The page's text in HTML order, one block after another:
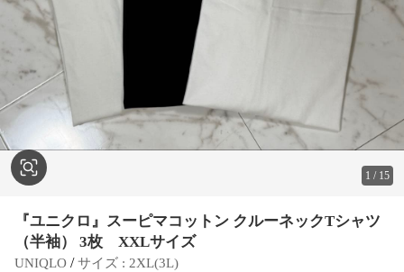
1 / 15
『ユニクロ』スーピマコットン クルーネックTシャツ
（半袖） 3枚 XXLサイズ
UNIQLO / サイズ : 2XL(3L)